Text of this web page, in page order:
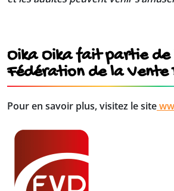
Oika Oika fait partie de
Fédération de la Vente
Pour en savoir plus, visitez le site